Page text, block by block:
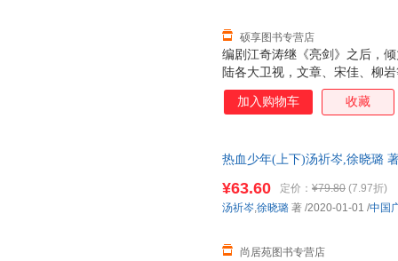
编剧江奇涛继《亮剑》之后，
陆各大卫视，文章、宋佳、柳
良辉煌而坎坷的一生。 随书赠
学良的书都不一样，作者既没
不是一味歌颂，而是完整地呈
硕享图书专营店
加入购物车 收藏
热血少年(上下)汤祈岑,徐晓璐
¥63.60 定价： ¥79.80 (7.97折)
尚居苑图书专营店
汤祈岑,徐晓璐 著 /2020-01-01 /中国